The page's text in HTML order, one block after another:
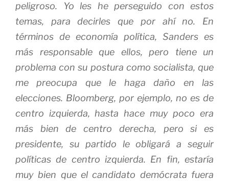
peligroso. Yo les he perseguido con estos
temas, para decirles que por ahí no. En
términos de economía política, Sanders es
más responsable que ellos, pero tiene un
problema con su postura como socialista, que
me preocupa que le haga daño en las
elecciones. Bloomberg, por ejemplo, no es de
centro izquierda, hasta hace muy poco era
más bien de centro derecha, pero si es
presidente, su partido le obligará a seguir
políticas de centro izquierda. En fin, estaría
muy bien que el candidato demócrata fuera